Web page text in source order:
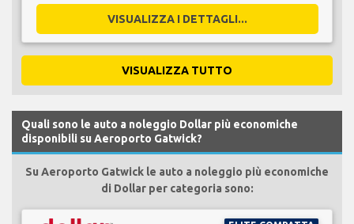
VISUALIZZA I DETTAGLI...
VISUALIZZA TUTTO
Quali sono le auto a noleggio Dollar più economiche
disponibili su Aeroporto Gatwick?
Su Aeroporto Gatwick le auto a noleggio più economiche
di Dollar per categoria sono: